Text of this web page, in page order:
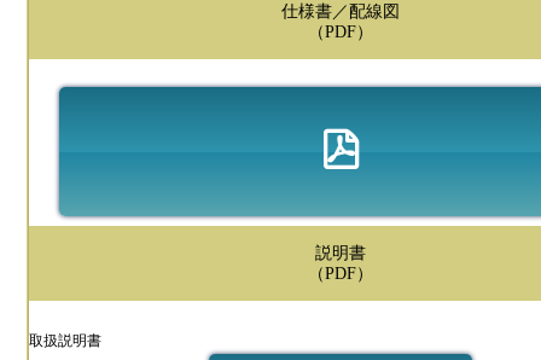
仕様書／配線図
（PDF）
説明書
（PDF）
取扱説明書